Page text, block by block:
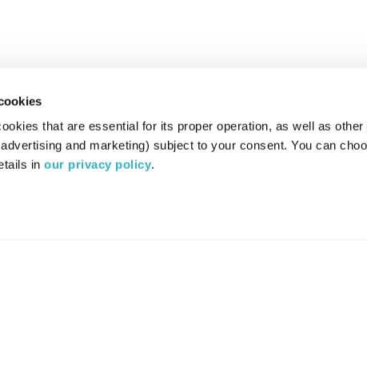
that are essential for its proper operation, as well as
and marketing) subject to your consent. You can
in our privacy policy.